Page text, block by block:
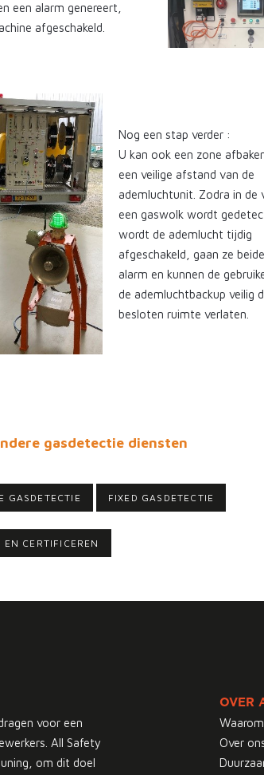
een alarm genereert,
afgeschakeld.
Nog een stap verder :
U kan ook een zone
een veilige afstand van de
ademluchtunit. Zodra in de
een gaswolk wordt
wordt de ademlucht tijdig
afgeschakeld, gaan ze
alarm en kunnen de
de ademluchtbackup veilig
besloten ruimte verlaten.
gasdetectie diensten
GASDETECTIE FIXED GASDETECTIE
EN CERTIFICEREN
voor een
All Safety
om dit doel
OVER
Over